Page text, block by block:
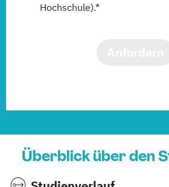
Hochschule).*
Überblick über den